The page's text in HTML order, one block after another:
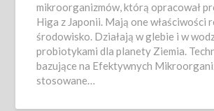
mikroorganizmów, którą opracował
Higa z Japonii. Mają one właściwości
środowisko. Działają w glebie i w
probiotykami dla planety Ziemia.
bazujące na Efektywnych
stosowane…